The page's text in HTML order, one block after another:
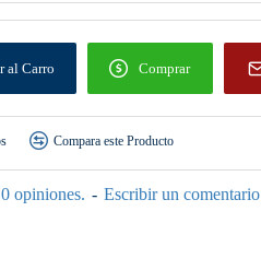
opiniones. - Escribir un comentario
al Carro Comprar
Compara este Producto